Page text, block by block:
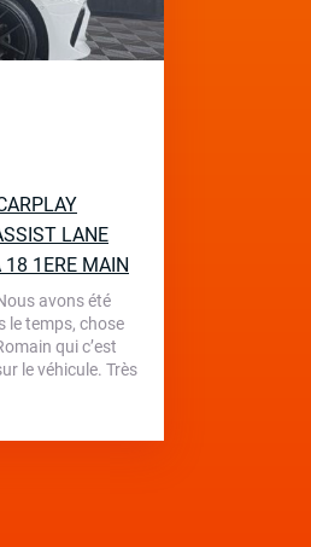
LANE
1ERE MAIN
avons été
le temps, chose
qui c’est
le véhicule. Très